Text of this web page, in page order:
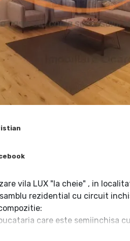
vila LUX "la cheie" , in
rezidential cu circuit
care este semiinchisa